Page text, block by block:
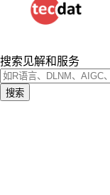
搜索见解和服务
搜索